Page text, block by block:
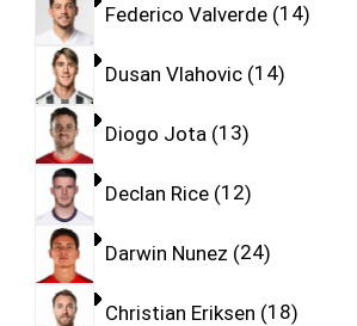
Federico Valverde 14
Dusan Vlahovic 14
Diogo Jota 13
Declan Rice 12
Darwin Nunez 24
Christian Eriksen 18